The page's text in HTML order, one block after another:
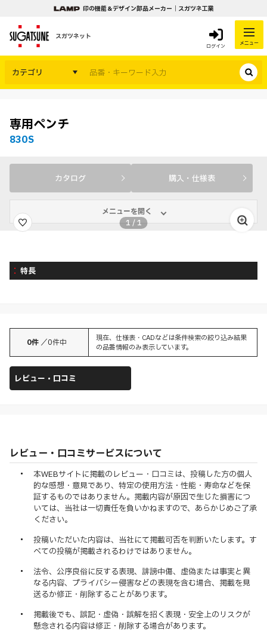
印の機能＆デザイン部品メーカー｜スガツネ工業
スガツネット
ログイン メニュー
カテゴリ
専用ペンチ
830S
カタログ 購入・仕様表
メニューを開く
1 /1
特長
0件 ／0件中
現在、仕様表・CADなどは条件検索の絞り込み結果
の品番情報のみ表示しています。
レビュー・口コミ
レビュー・口コミサービスについて
本WEBサイトに掲載のレビュー・口コミは、投稿した方の個人
的な感想・意見であり、特定の使用方法・性能・寿命などを保
証するものではありません。掲載内容が原因で生じた損害につ
いては、当社は一切責任を負いかねますので、あらかじめご了承
ください。
投稿いただいた内容は、当社にて掲載可否を判断いたします。す
べての投稿が掲載されるわけではありません。
法令、公序良俗に反する表現、誹謗中傷、虚偽または事実と異
なる内容、プライバシー侵害などの表現を含む場合、掲載を見
送るか修正・削除することがあります。
掲載後でも、誤記・虚偽・誤解を招く表現・安全上のリスクが
懸念される内容は修正・削除する場合があります。